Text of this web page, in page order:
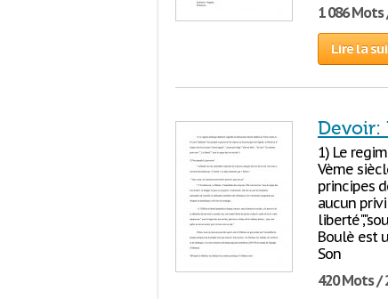
1 086 Mots
Lire la
Devoir:
1) Le
Vème
principes
aucun
Boulè est
Son
420 Mots /